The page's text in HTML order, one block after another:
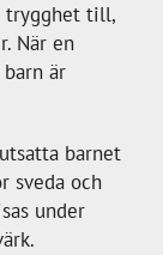
trygghet till,
När en
är
barnet
sveda och
under